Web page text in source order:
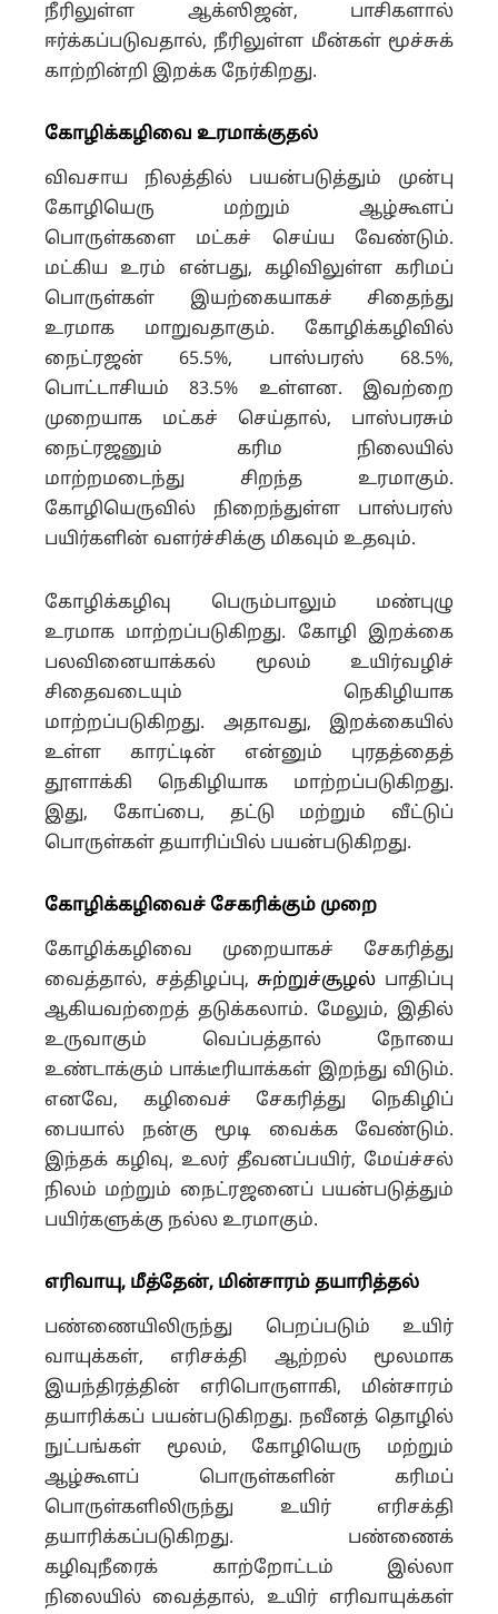
நீரிலுள்ள ஆக்ஸிஜன், பாசிகளால்
ஈர்க்கப்படுவதால், நீரிலுள்ள மீன்கள் மூச்சுக்
காற்றின்றி இறக்க நேர்கிறது.
கோழிக்கழிவை உரமாக்குதல்
விவசாய நிலத்தில் பயன்படுத்தும் முன்பு
கோழியெரு மற்றும் ஆழ்கூளப்
பொருள்களை மட்கச் செய்ய வேண்டும்.
மட்கிய உரம் என்பது, கழிவிலுள்ள கரிமப்
பொருள்கள் இயற்கையாகச் சிதைந்து
உரமாக மாறுவதாகும். கோழிக்கழிவில்
நைட்ரஜன் 65.5%, பாஸ்பரஸ் 68.5%,
பொட்டாசியம் 83.5% உள்ளன. இவற்றை
முறையாக மட்கச் செய்தால், பாஸ்பரசும்
நைட்ரஜனும் கரிம நிலையில்
மாற்றமடைந்து சிறந்த உரமாகும்.
கோழியெருவில் நிறைந்துள்ள பாஸ்பரஸ்
பயிர்களின் வளர்ச்சிக்கு மிகவும் உதவும்.
கோழிக்கழிவு பெரும்பாலும் மண்புழு
உரமாக மாற்றப்படுகிறது. கோழி இறக்கை
பலவினையாக்கல் மூலம் உயிர்வழிச்
சிதைவடையும் நெகிழியாக
மாற்றப்படுகிறது. அதாவது, இறக்கையில்
உள்ள காரட்டின் என்னும் புரதத்தைத்
தூளாக்கி நெகிழியாக மாற்றப்படுகிறது.
இது, கோப்பை, தட்டு மற்றும் வீட்டுப்
பொருள்கள் தயாரிப்பில் பயன்படுகிறது.
கோழிக்கழிவைச் சேகரிக்கும் முறை
கோழிக்கழிவை முறையாகச் சேகரித்து
வைத்தால், சத்திழப்பு,சுற்றுச்சூழல் பாதிப்பு
ஆகியவற்றைத் தடுக்கலாம். மேலும், இதில்
உருவாகும் வெப்பத்தால் நோயை
உண்டாக்கும் பாக்டீரியாக்கள் இறந்து விடும்.
எனவே, கழிவைச் சேகரித்து நெகிழிப்
பையால் நன்கு மூடி வைக்க வேண்டும்.
இந்தக் கழிவு, உலர் தீவனப்பயிர், மேய்ச்சல்
நிலம் மற்றும் நைட்ரஜனைப் பயன்படுத்தும்
பயிர்களுக்கு நல்ல உரமாகும்.
எரிவாயு, மீத்தேன், மின்சாரம் தயாரித்தல்
பண்ணையிலிருந்து பெறப்படும் உயிர்
வாயுக்கள், எரிசக்தி ஆற்றல் மூலமாக
இயந்திரத்தின் எரிபொருளாகி, மின்சாரம்
தயாரிக்கப் பயன்படுகிறது. நவீனத் தொழில்
நுட்பங்கள் மூலம், கோழியெரு மற்றும்
ஆழ்கூளப் பொருள்களின் கரிமப்
பொருள்களிலிருந்து உயிர் எரிசக்தி
தயாரிக்கப்படுகிறது. பண்ணைக்
கழிவுநீரைக் காற்றோட்டம் இல்லா
நிலையில் வைத்தால், உயிர் எரிவாயுக்கள்